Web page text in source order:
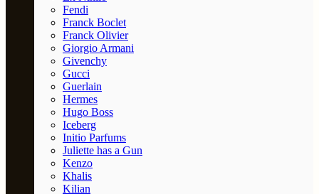
Fendi
Franck Boclet
Franck Olivier
Giorgio Armani
Givenchy
Gucci
Guerlain
Hermes
Hugo Boss
Iceberg
Initio Parfums
Juliette has a Gun
Kenzo
Khalis
Kilian